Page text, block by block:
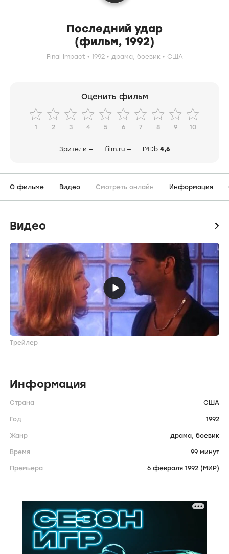
Последний удар
(фильм, 1992)
Final Impact 1992 драма, боевик США
Оценить фильм
1 2 3 4 5 6 7 8 9 10
Зрители — film.ru — IMDb 4,6
О фильме Видео Смотреть онлайн Информация
Видео icon
Трейлер
Информация
Страна США
Год 1992
Жанр драма, боевик
Время 99 минут
Премьера 6 февраля 1992 (МИР)